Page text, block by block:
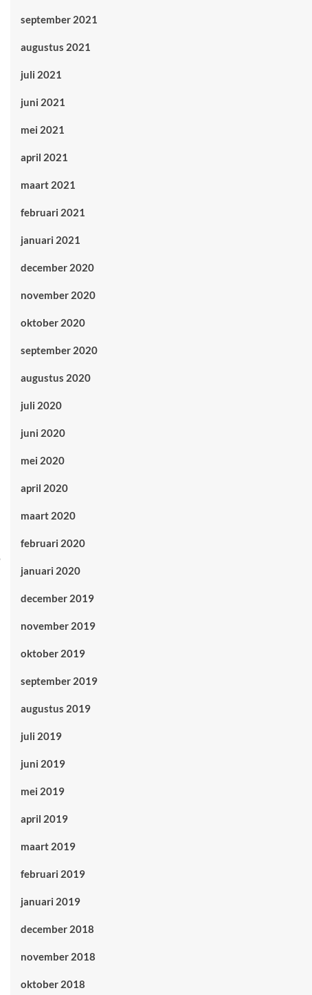
september 2021
augustus 2021
juli 2021
juni 2021
mei 2021
april 2021
maart 2021
februari 2021
januari 2021
december 2020
november 2020
oktober 2020
september 2020
augustus 2020
juli 2020
juni 2020
mei 2020
april 2020
maart 2020
februari 2020
januari 2020
december 2019
november 2019
oktober 2019
september 2019
augustus 2019
juli 2019
juni 2019
mei 2019
april 2019
maart 2019
februari 2019
januari 2019
december 2018
november 2018
oktober 2018